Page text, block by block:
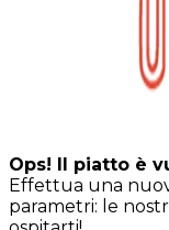
Ops! Il piatto è
Effettua una
parametri: le